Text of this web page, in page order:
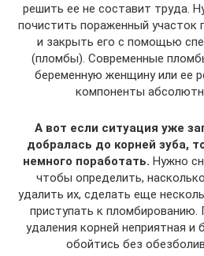
решить ее не составит труда.
почистить пораженный
и закрыть его с помощью
(пломбы). Современные
беременную женщину или ее
компоненты
А вот если ситуация уже
добралась до корней зуба,
немного поработать. Нужно
чтобы определить,
удалить их, сделать еще
приступать к пломбированию.
удаления корней неприятная и
обойтись без